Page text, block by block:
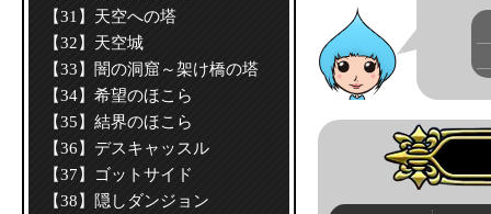
【31】天空への塔
【32】天空城
【33】闇の洞窟～架け橋の塔
【34】希望のほこら
【35】結界のほこら
【36】デスキャッスル
【37】ゴットサイド
【38】隠しダンジョン